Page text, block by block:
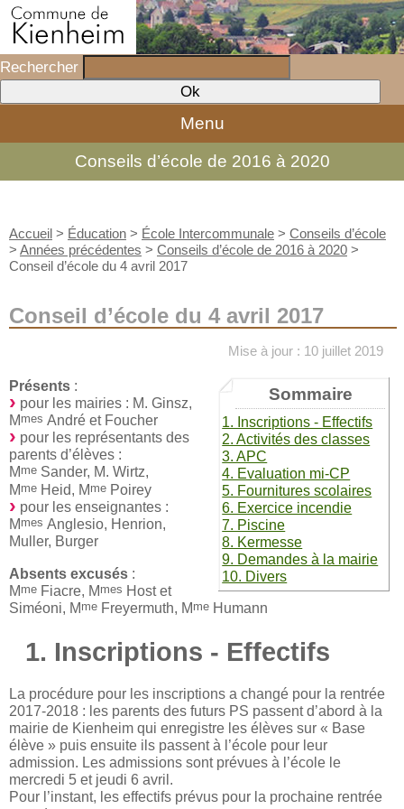
Rechercher
Menu
Conseils d’école de 2016 à 2020
Accueil > Éducation > École Intercommunale > Conseils d’école
> Années précédentes > Conseils d’école de 2016 à 2020 >
Conseil d’école du 4 avril 2017
Conseil d’école du 4 avril 2017
Mise à jour : 10 juillet 2019
Sommaire
1. Inscriptions - Effectifs
2. Activités des classes
3. APC
4. Evaluation mi-CP
5. Fournitures scolaires
6. Exercice incendie
7. Piscine
8. Kermesse
9. Demandes à la mairie
10. Divers
Présents :
pour les mairies : M. Ginsz,
Mmes André et Foucher
pour les représentants des
parents d’élèves :
M me Sander, M. Wirtz,
Mme Heid, Mme Poirey
pour les enseignantes :
M mes Anglesio, Henrion,
Muller, Burger
Absents excusés :
Mme Fiacre, Mmes Host et
Siméoni, M me Freyermuth, M me Humann
1. Inscriptions - Effectifs
La procédure pour les inscriptions a changé pour la rentrée
2017-2018 : les parents des futurs PS passent d’abord à la
mairie de Kienheim qui enregistre les élèves sur « Base
élève » puis ensuite ils passent à l’école pour leur
admission. Les admissions sont prévues à l’école le
mercredi 5 et jeudi 6 avril.
Pour l’instant, les effectifs prévus pour la prochaine rentrée